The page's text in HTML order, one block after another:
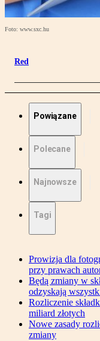
Foto: www.sxc.hu
Red
Powiązane
Polecane
Najnowsze
Tagi
Prowizja dla
przy prawach
Będą zmiany w
odzyskają
Rozliczenie
miliard złotych
Nowe zasady
zmiany